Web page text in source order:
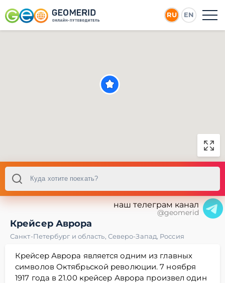
RU EN
наш телеграм канал
@geomerid
Крейсер Аврора
Санкт-Петербург и область, Северо-Запад, Россия
Крейсер Аврора является одним из главных
символов Октябрьской революции. 7 ноября
1917 года в 21.00 крейсер Аврора произвел один